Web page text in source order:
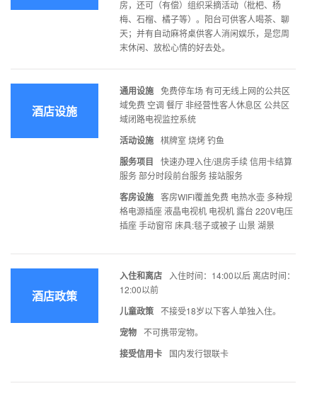
房，还可（有偿）组织采摘活动（枇杷、杨
梅、石榴、橘子等）。阳台可供客人喝茶、聊
天；并有自动麻将桌供客人消闲娱乐，是您周
末休闲、放松心情的好去处。
酒店设施
通用设施 免费停车场 有可无线上网的公共区
域免费 空调 餐厅 非经营性客人休息区 公共区
域闭路电视监控系统
活动设施 棋牌室 烧烤 钓鱼
服务项目
快速办理入住/退房手续 信用卡结算
服务 部分时段前台服务 接站服务
客房设施 客房WIFI覆盖免费 电热水壶 多种规
格电源插座 液晶电视机 电视机 露台 220V电压
插座 手动窗帘 床具:毯子或被子 山景 湖景
酒店政策
入住和离店
入住时间：14:00以后 离店时间：
12:00以前
儿童政策 不接受18岁以下客人单独入住。
宠物 不可携带宠物。
接受信用卡 国内发行银联卡